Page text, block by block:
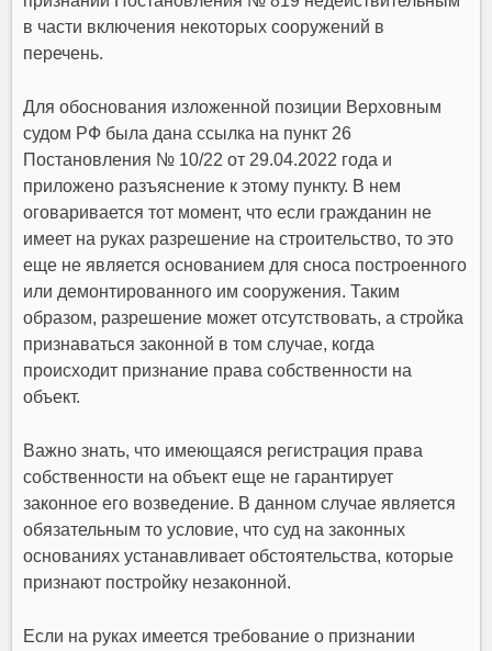
в части включения некоторых сооружений в
перечень.
Для обоснования изложенной позиции Верховным
судом РФ была дана ссылка на пункт 26
Постановления № 10/22 от 29.04.2022 года и
приложено разъяснение к этому пункту. В нем
оговаривается тот момент, что если гражданин не
имеет на руках разрешение на строительство, то это
еще не является основанием для сноса построенного
или демонтированного им сооружения. Таким
образом, разрешение может отсутствовать, а стройка
признаваться законной в том случае, когда
происходит признание права собственности на
объект.
Важно знать, что имеющаяся регистрация права
собственности на объект еще не гарантирует
законное его возведение. В данном случае является
обязательным то условие, что суд на законных
основаниях устанавливает обстоятельства, которые
признают постройку незаконной.
Если на руках имеется требование о признании